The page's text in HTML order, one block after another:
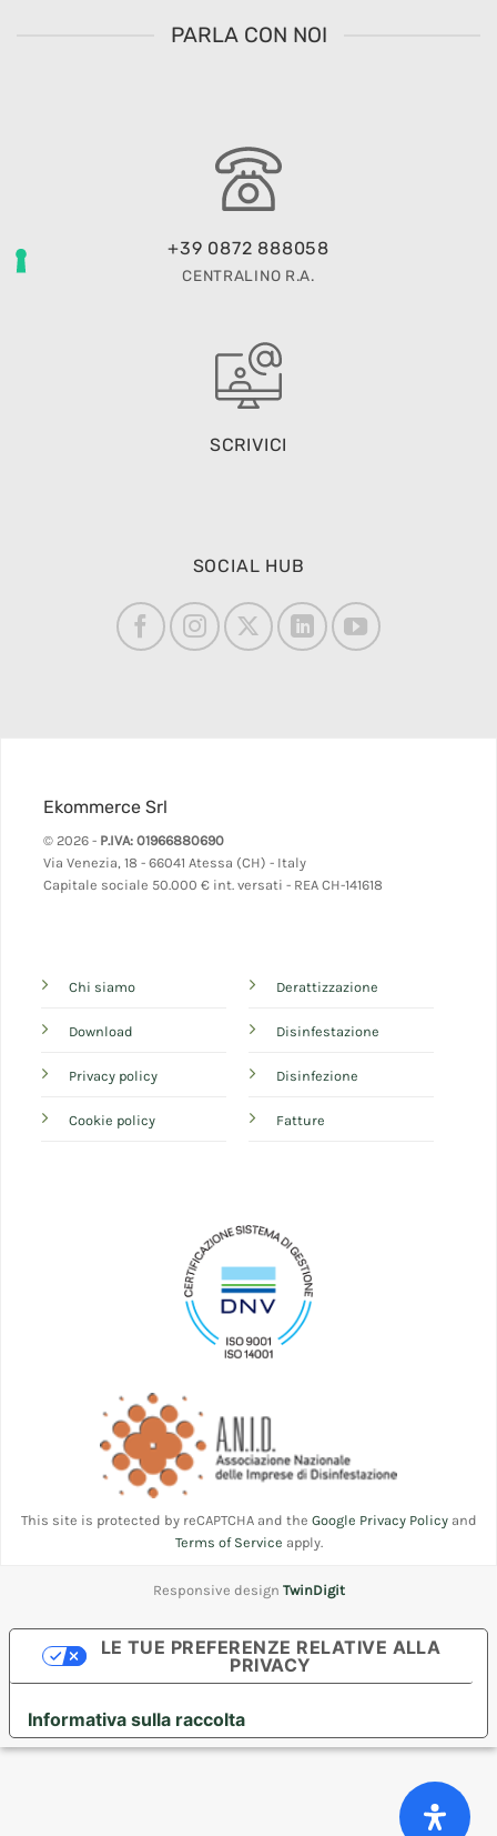
PARLA CON NOI
+39 0872 888058
CENTRALINO R.A.
SCRIVICI
SOCIAL HUB
Ekommerce Srl
© 2026 - P.IVA: 01966880690
Via Venezia, 18 - 66041 Atessa (CH) - Italy
Capitale sociale 50.000 € int. versati - REA CH-141618
Chi siamo
Download
Privacy policy
Cookie policy
Derattizzazione
Disinfestazione
Disinfezione
Fatture
This site is protected by reCAPTCHA and the Google Privacy Policyand
Terms of Service apply.
Responsive design TwinDigit
Informativa sulla raccolta
LE TUE PREFERENZE RELATIVE ALLA
PRIVACY